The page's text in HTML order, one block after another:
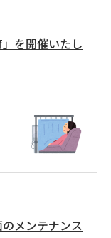
を開催いたし
メンテナンス